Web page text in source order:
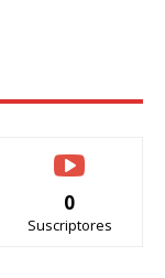
0
Suscriptores